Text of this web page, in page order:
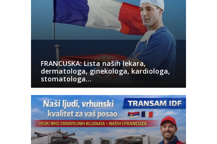
FRANCUSKA: Lista naših lekara,
dermatologa, ginekologa, kardiologa,
stomatologa…